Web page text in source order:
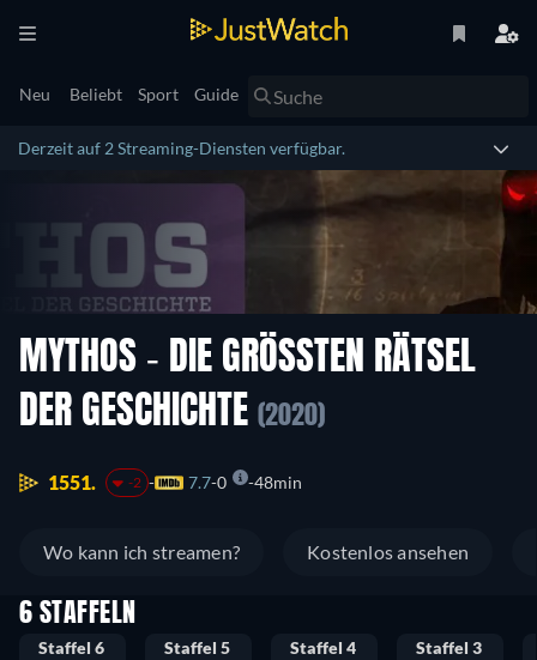
Neu Beliebt Sport Guide
Derzeit auf 2 Streaming-Diensten verfügbar.
MYTHOS - DIE GRÖSSTEN RÄTSEL D
ER GESCHICHTE (2020)
1551. -2 7.7 0 48min
Wo kann ich streamen? Kostenlos ansehen
6 STAFFELN
Staffel 6
Staffel 5
Staffel 4
Staffel 3